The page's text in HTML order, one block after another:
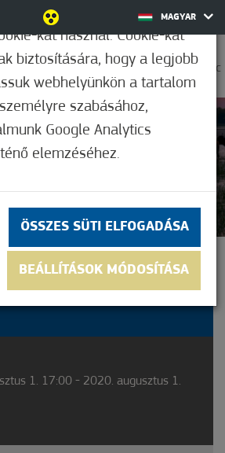
MAGYAR
0
23,9°C
NYOMÁBAN 7.
BIVALYOS
1. 17:00 - 2020. augusztus 1.
kat használ. Cookie-kat
biztosítására, hogy a legjobb
webhelyünkön a tartalom
szabásához,
Google Analytics
elemzéséhez.
ÖSSZES SÜTI ELFOGADÁSA
BEÁLLÍTÁSOK MÓDOSÍTÁSA